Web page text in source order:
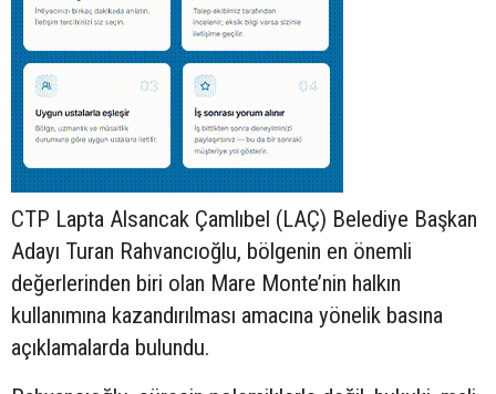
CTP Lapta Alsancak Çamlıbel (LAÇ) Belediye Başkan
Adayı Turan Rahvancıoğlu, bölgenin en önemli
değerlerinden biri olan Mare Monte’nin halkın
kullanımına kazandırılması amacına yönelik basına
açıklamalarda bulundu.